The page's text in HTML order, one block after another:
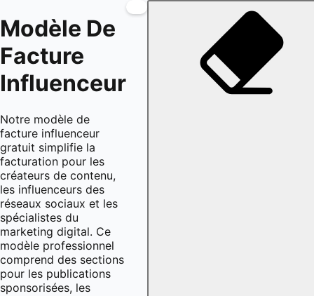
Modèle De
Facture
Influenceur
Notre modèle de
facture influenceur
gratuit simplifie la
facturation pour les
créateurs de contenu,
les influenceurs des
réseaux sociaux et les
spécialistes du
marketing digital. Ce
modèle professionnel
comprend des sections
pour les publications
sponsorisées, les